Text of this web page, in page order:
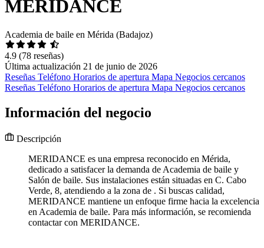
MERIDANCE
Academia de baile en Mérida (Badajoz)
4.9 (78 reseñas)
Última actualización 21 de junio de 2026
Reseñas Teléfono Horarios de apertura Mapa Negocios cercanos
Reseñas Teléfono Horarios de apertura Mapa Negocios cercanos
Información del negocio
Descripción
MERIDANCE es una empresa reconocido en Mérida,
dedicado a satisfacer la demanda de Academia de baile y
Salón de baile. Sus instalaciones están situadas en C. Cabo
Verde, 8, atendiendo a la zona de . Si buscas calidad,
MERIDANCE mantiene un enfoque firme hacia la excelencia
en Academia de baile. Para más información, se recomienda
contactar con MERIDANCE.